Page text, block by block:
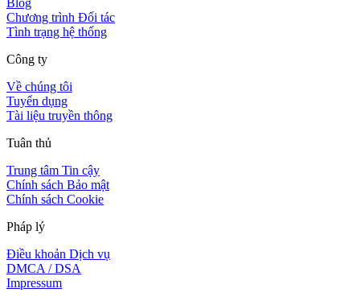
Chương trình Đối tác
Tình trạng hệ thống
Công ty
Về chúng tôi
Tuyển dụng
Tài liệu truyền thông
Tuân thủ
Trung tâm Tin cậy
Chính sách Bảo mật
Chính sách Cookie
Pháp lý
Điều khoản Dịch vụ
DMCA / DSA
Impressum